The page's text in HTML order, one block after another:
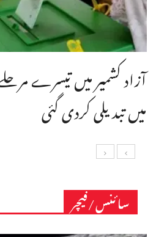
آزاد کشمیر میں تیسرے
میں تبدیلی کردی گئی
سائنس/فیچر